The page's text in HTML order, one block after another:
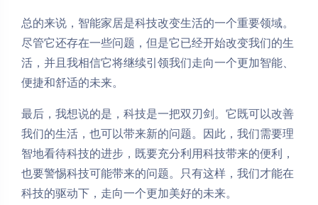
总的来说，智能家居是科技改变生活的一个重要领域。
尽管它还存在一些问题，但是它已经开始改变我们的生
活，并且我相信它将继续引领我们走向一个更加智能、
便捷和舒适的未来。
最后，我想说的是，科技是一把双刃剑。它既可以改善
我们的生活，也可以带来新的问题。因此，我们需要理
智地看待科技的进步，既要充分利用科技带来的便利，
也要警惕科技可能带来的问题。只有这样，我们才能在
科技的驱动下，走向一个更加美好的未来。